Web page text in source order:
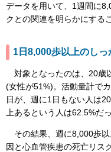
データを用いて、1週間に
クとの関連を明らかにする
1日8,000歩以上のし
対象となったのは、20歳
(女性が51%)。活動量計で
日が、週に1日もない人は
上あるという人は62.5%だっ
その結果、週に8,000歩
因と心血管疾患の死亡リス